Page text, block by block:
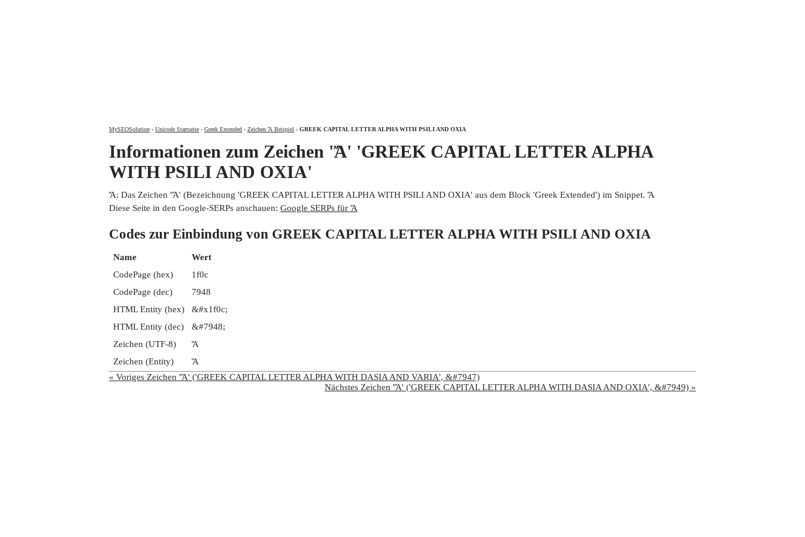
MySEOSolution › Unicode Startseite › Greek Extended › Zeichen Ἄ Beispiel › GREEK CAPITAL LETTER ALPHA WITH PSILI AND OXIA
Informationen zum Zeichen 'Ἄ' 'GREEK CAPITAL LETTER ALPHA
WITH PSILI AND OXIA'
Ἄ: Das Zeichen 'Ἄ' (Bezeichnung 'GREEK CAPITAL LETTER ALPHA WITH PSILI AND OXIA' aus dem Block 'Greek Extended') im Snippet. Ἄ
Diese Seite in den Google-SERPs anschauen: Google SERPs für Ἄ
Codes zur Einbindung von GREEK CAPITAL LETTER ALPHA WITH PSILI AND OXIA
Name
Wert
CodePage (hex)
1f0c
CodePage (dec)
7948
HTML Entity (hex)
&#x1f0c;
HTML Entity (dec)
&#7948;
Zeichen (UTF-8)
Ἄ
Zeichen (Entity)
Ἄ
« Voriges Zeichen 'Ἃ' ('GREEK CAPITAL LETTER ALPHA WITH DASIA AND VARIA', &#7947)
Nächstes Zeichen 'Ἅ' ('GREEK CAPITAL LETTER ALPHA WITH DASIA AND OXIA', &#7949) »